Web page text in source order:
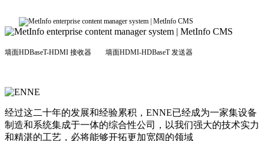
墙面HDBaseT-HDMI 接收器 墙面HDMI-HDBaseT 发送器
经过这二十年的发展和经验累积，ENNE已经成为一家集设备
制造和系统集成于一体的综合性公司，以我们强大的技术实力
和精湛的工艺，必将能够开拓更加宽阔的领域